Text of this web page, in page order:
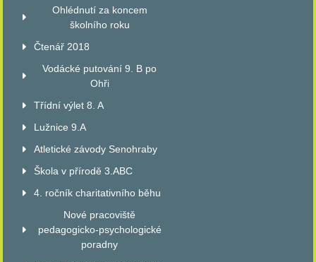
Ohlédnutí za koncem
školního roku
Čtenář 2018
Vodácké putování 9. B po
Ohři
Třídní výlet 8. A
Lužnice 9.A
Atletické závody Senohraby
Škola v přírodě 3.ABC
4. ročník charitativního běhu
Nové pracoviště
pedagogicko-psychologické
poradny